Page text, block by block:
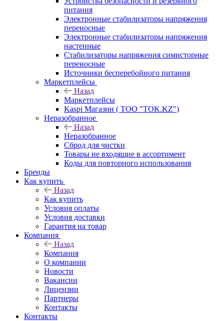
питания
Электронные стабилизаторы напряжения
переносные
Электронные стабилизаторы напряжения
настенные
Стабилизаторы напряжения симисторные
переносные
Источники бесперебойного питания
Маркетплейсы
Назад
Маркетплейсы
Kaspi Магазин ( ТОО "TOK.KZ")
Неразобранное
Назад
Неразобранное
Сброд для чистки
Товары не входящие в ассортимент
Коды для повторного использования
Бренды
Как купить
Назад
Как купить
Условия оплаты
Условия доставки
Гарантия на товар
Компания
Назад
Компания
О компании
Новости
Вакансии
Лицензии
Партнеры
Контакты
Контакты